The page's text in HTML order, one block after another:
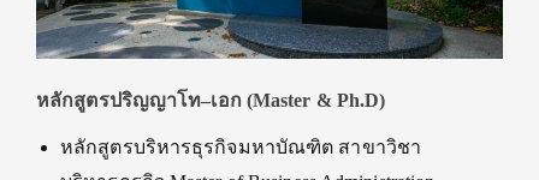
หลักสูตรปริญญาโท–เอก (Master & Ph.D)
หลักสูตรบริหารธุรกิจมหาบัณฑิต สาขาวิชา